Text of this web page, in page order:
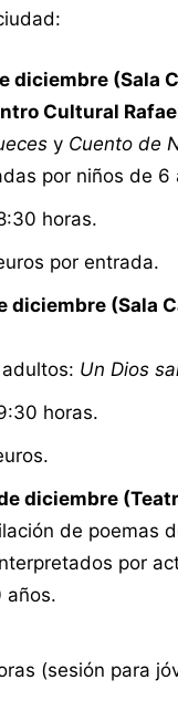
diciembre (Sala
Cultural
y Cuento de
por niños de 6
horas.
por entrada.
diciembre (Sala
Un Dios
horas.
diciembre
de poemas
por
años.
(sesión para